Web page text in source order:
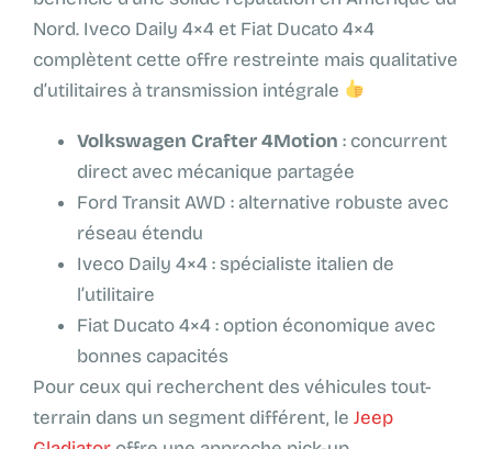
Nord. Iveco Daily 4×4 et Fiat Ducato 4×4
complètent cette offre restreinte mais qualitative
d’utilitaires à transmission intégrale
Volkswagen Crafter 4Motion : concurrent
direct avec mécanique partagée
Ford Transit AWD : alternative robuste avec
réseau étendu
Iveco Daily 4×4 : spécialiste italien de
l’utilitaire
Fiat Ducato 4×4 : option économique avec
bonnes capacités
Pour ceux qui recherchent des véhicules tout-
terrain dans un segment différent, le Jeep